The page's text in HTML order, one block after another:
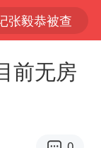
张毅恭被查
全球首个长时储能一体化产业园量产
前无房